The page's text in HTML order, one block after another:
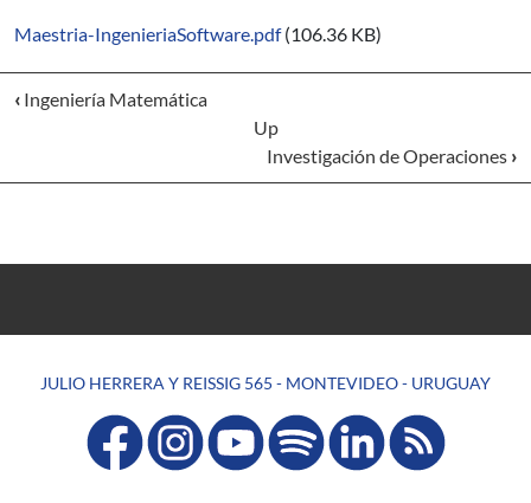
Maestria-IngenieriaSoftware.pdf (106.36 KB)
‹ Ingeniería Matemática
Up
Investigación de Operaciones ›
JULIO HERRERA Y REISSIG 565 - MONTEVIDEO - URUGUAY